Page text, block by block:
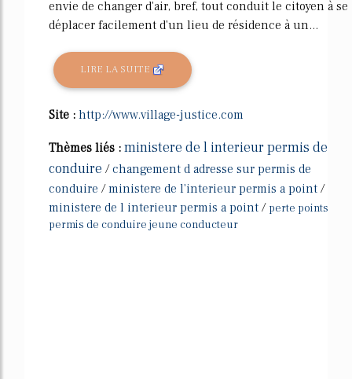
envie de changer d'air, bref, tout conduit le citoyen à se
déplacer facilement d'un lieu de résidence à un...
LIRE LA SUITE
Site : http://www.village-justice.com
Thèmes liés : ministere de l interieur permis de
conduire /changement d adresse sur permis de
conduire /ministere de l'interieur permis a point /
ministere de l interieur permis a point / perte points
permis de conduire jeune conducteur